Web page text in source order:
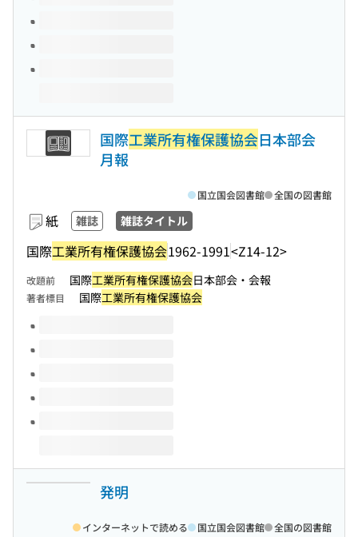
国際工業所有権保護協会日本部会
月報
紙 雑誌 雑誌タイトル
国際工業所有権保護協会1962-1991<Z14-12>
国立国会図書館 全国の図書館
改題前 国際工業所有権保護協会日本部会・会報
著者標目 国際工業所有権保護協会
このタイトルの巻号
発明
インターネットで読める 国立国会図書館 全国の図書館